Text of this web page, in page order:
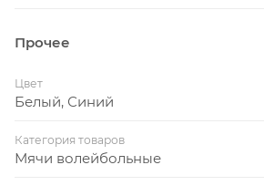
Прочее
Цвет
Белый, Синий
Категория товаров
Мячи волейбольные